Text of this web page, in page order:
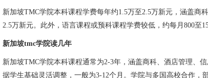
新加坡TMC学院本科课程学费每年约1.5万至2.5万新元，涵盖商
2.5万新元。此外，语言课程或预科课程学费较低，约每月800至
新加坡tmc学院读几年
新加坡TMC学院本科课程通常为2-3年，涵盖商科、酒店管理、
据学生基础灵活调整，一般为3-12个月。学院与多国高校合作，